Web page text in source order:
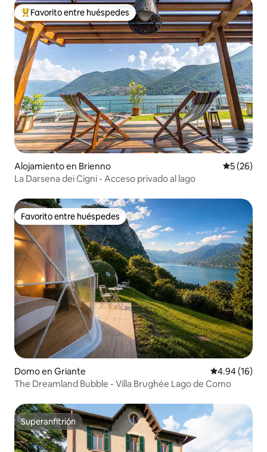
tumba de Giuditta Pasta que murió en
1865.
Favorito entre huéspedes preferido
Favorito entre huéspedes
Alojamiento en Brienno
5 (26)
La Darsena dei Cigni - Acceso privado al lago
Favorito entre huéspedes
Favorito entre huéspedes
Domo en Griante Calificación
4.94 (16)
The Dreamland Bubble - Villa Brughée Lago de Como
Superanfitrión
Superanfitrión